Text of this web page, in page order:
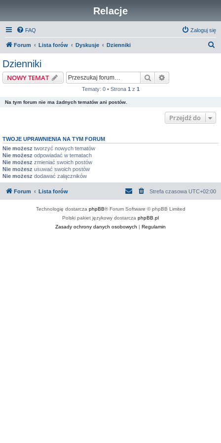
Relacje
FAQ Zaloguj się
Forum Lista forów Dyskusje Dzienniki
Dzienniki
NOWY TEMAT Szukaj
Tematy: 0 • Strona 1 z 1
Na tym forum nie ma żadnych tematów ani postów.
Przejdź do
TWOJE UPRAWNIENIA NA TYM FORUM
Nie możesz tworzyć nowych tematów
Nie możesz odpowiadać w tematach
Nie możesz zmieniać swoich postów
Nie możesz usuwać swoich postów
Nie możesz dodawać załączników
Forum Lista forów Strefa czasowa UTC+02:00
Technologię dostarcza phpBB® Forum Software © phpBB Limited
Polski pakiet językowy dostarcza phpBB.pl
Zasady ochrony danych osobowych | Regulamin